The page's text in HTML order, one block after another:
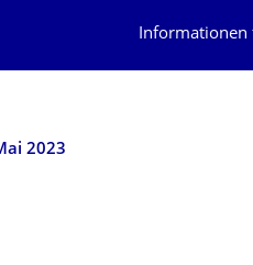
Informationen
2023